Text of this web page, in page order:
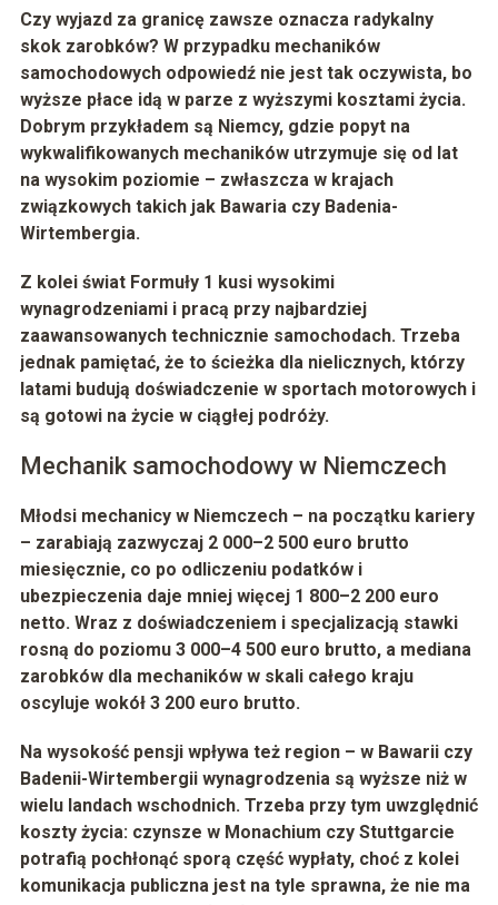
Czy wyjazd za granicę zawsze oznacza radykalny
skok zarobków? W przypadku mechaników
samochodowych odpowiedź nie jest tak oczywista, bo
wyższe płace idą w parze z wyższymi kosztami życia.
Dobrym przykładem są Niemcy, gdzie popyt na
wykwalifikowanych mechaników utrzymuje się od lat
na wysokim poziomie – zwłaszcza w krajach
związkowych takich jak Bawaria czy Badenia-
Wirtembergia.
Z kolei świat Formuły 1 kusi wysokimi
wynagrodzeniami i pracą przy najbardziej
zaawansowanych technicznie samochodach. Trzeba
jednak pamiętać, że to ścieżka dla nielicznych, którzy
latami budują doświadczenie w sportach motorowych i
są gotowi na życie w ciągłej podróży.
Mechanik samochodowy w Niemczech
Młodsi mechanicy w Niemczech – na początku kariery
– zarabiają zazwyczaj 2 000–2 500 euro brutto
miesięcznie, co po odliczeniu podatków i
ubezpieczenia daje mniej więcej 1 800–2 200 euro
netto. Wraz z doświadczeniem i specjalizacją stawki
rosną do poziomu 3 000–4 500 euro brutto, a mediana
zarobków dla mechaników w skali całego kraju
oscyluje wokół 3 200 euro brutto.
Na wysokość pensji wpływa też region – w Bawarii czy
Badenii-Wirtembergii wynagrodzenia są wyższe niż w
wielu landach wschodnich. Trzeba przy tym uwzględnić
koszty życia: czynsze w Monachium czy Stuttgarcie
potrafią pochłonąć sporą część wypłaty, choć z kolei
komunikacja publiczna jest na tyle sprawna, że nie ma